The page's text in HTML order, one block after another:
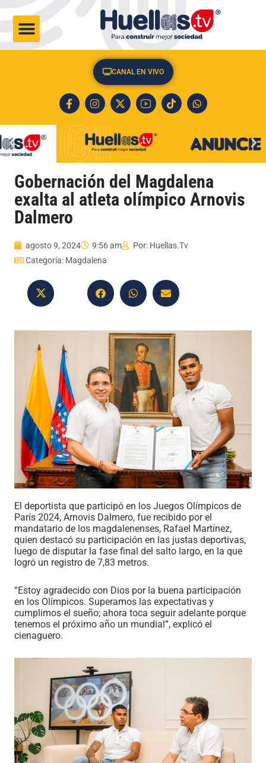
CANAL EN VIVO
Gobernación del Magdalena
exalta al atleta olímpico Arnovis
Dalmero
agosto 9, 2024 9:56 am Por: Huellas.Tv
Categoría: Magdalena
El deportista que participó en los Juegos Olímpicos de
París 2024, Arnovis Dalmero, fue recibido por el
mandatario de los magdalenenses, Rafael Martínez,
quien destacó su participación en las justas deportivas,
luego de disputar la fase final del salto largo, en la que
logró un registro de 7,83 metros.
“Estoy agradecido con Dios por la buena participación
en los Olímpicos. Superamos las expectativas y
cumplimos el sueño; ahora toca seguir adelante porque
tenemos el próximo año un mundial”, explicó el
cienaguero.